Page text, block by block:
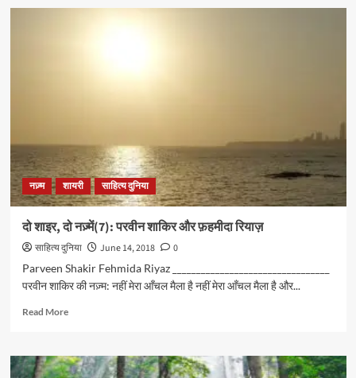
दो
उल-
ईमान
नज़्म शायरी साहित्य दुनिया
दो शाइर, दो नज़्में(7): परवीन शाकिर और फ़हमीदा रियाज़
साहित्य दुनिया June 14, 2018
0
Parveen Shakir Fehmida Riyaz _________________________________
परवीन शाकिर की नज़्म: नहीं मेरा आँचल मैला है नहीं मेरा आँचल मैला है और...
Read MoreRead
दो
शाइर,